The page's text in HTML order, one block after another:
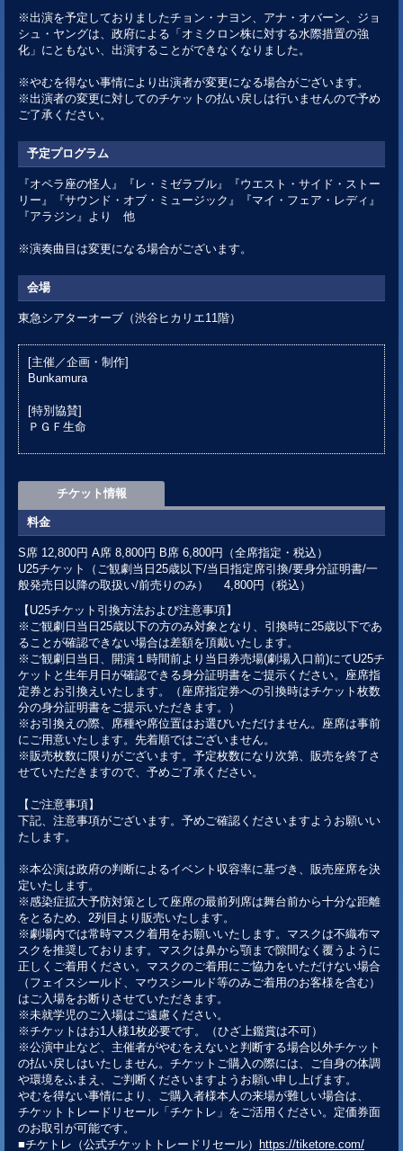
※出演を予定しておりましたチョン・ナヨン、アナ・オバーン、ジョ
シュ・ヤングは、政府による「オミクロン株に対する水際措置の強
化」にともない、出演することができなくなりました。
※やむを得ない事情により出演者が変更になる場合がございます。
※出演者の変更に対してのチケットの払い戻しは行いませんので予め
ご了承ください。
予定プログラム
『オペラ座の怪人』『レ・ミゼラブル』『ウエスト・サイド・ストー
リー』『サウンド・オブ・ミュージック』『マイ・フェア・レディ』
『アラジン』より 他
※演奏曲目は変更になる場合がございます。
会場
東急シアターオーブ（渋谷ヒカリエ11階）
[主催／企画・制作]
Bunkamura
[特別協賛]
ＰＧＦ生命
チケット情報
料金
S席 12,800円 A席 8,800円 B席 6,800円（全席指定・税込）
U25チケット（ご観劇当日25歳以下/当日指定席引換/要身分証明書/一
般発売日以降の取扱い/前売りのみ） 4,800円（税込）
【U25チケット引換方法および注意事項】
※ご観劇日当日25歳以下の方のみ対象となり、引換時に25歳以下であ
ることが確認できない場合は差額を頂戴いたします。
※ご観劇日当日、開演１時間前より当日券売場(劇場入口前)にてU25チ
ケットと生年月日が確認できる身分証明書をご提示ください。座席指
定券とお引換えいたします。（座席指定券への引換時はチケット枚数
分の身分証明書をご提示いただきます。）
※お引換えの際、席種や席位置はお選びいただけません。座席は事前
にご用意いたします。先着順ではございません。
※販売枚数に限りがございます。予定枚数になり次第、販売を終了さ
せていただきますので、予めご了承ください。
【ご注意事項】
下記、注意事項がございます。予めご確認くださいますようお願いい
たします。
※本公演は政府の判断によるイベント収容率に基づき、販売座席を決
定いたします。
※感染症拡大予防対策として座席の最前列席は舞台前から十分な距離
をとるため、2列目より販売いたします。
※劇場内では常時マスク着用をお願いいたします。マスクは不織布マ
スクを推奨しております。マスクは鼻から顎まで隙間なく覆うように
正しくご着用ください。マスクのご着用にご協力をいただけない場合
（フェイスシールド、マウスシールド等のみご着用のお客様を含む）
はご入場をお断りさせていただきます。
※未就学児のご入場はご遠慮ください。
※チケットはお1人様1枚必要です。（ひざ上鑑賞は不可）
※公演中止など、主催者がやむをえないと判断する場合以外チケット
の払い戻しはいたしません。チケットご購入の際には、ご自身の体調
や環境をふまえ、ご判断くださいますようお願い申し上げます。
やむを得ない事情により、ご購入者様本人の来場が難しい場合は、
チケットトレードリセール「チケトレ」をご活用ください。定価券面
のお取引が可能です。
■チケトレ（公式チケットトレードリセール） https://tiketore.com/